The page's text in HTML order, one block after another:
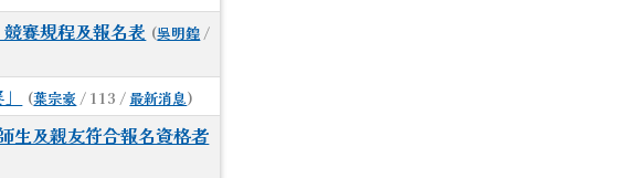
view?usp=sharing \_blank
賽規程及報名表 (吳明鍠 /
(葉宗豪 / 113 / 最新消息)
生及親友符合報名資格者